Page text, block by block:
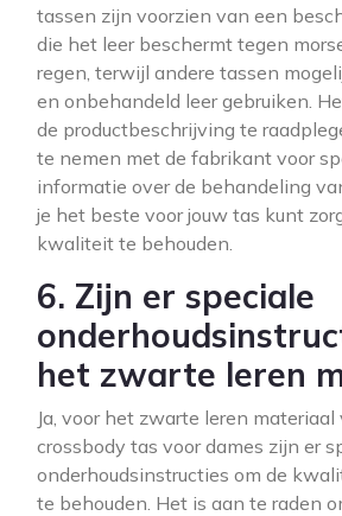
tassen zijn voorzien van een
die het leer beschermt tegen
regen, terwijl andere tassen
en onbehandeld leer gebruiken.
de productbeschrijving te
te nemen met de fabrikant voor
informatie over de behandeling
je het beste voor jouw tas kunt
kwaliteit te behouden.
6. Zijn er speciale
het zwarte leren
Ja, voor het zwarte leren materiaal
crossbody tas voor dames zijn er
onderhoudsinstructies om de
te behouden. Het is aan te raden